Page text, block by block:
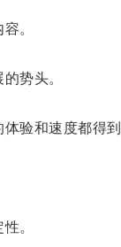
。
势头。
验和速度都得到
。